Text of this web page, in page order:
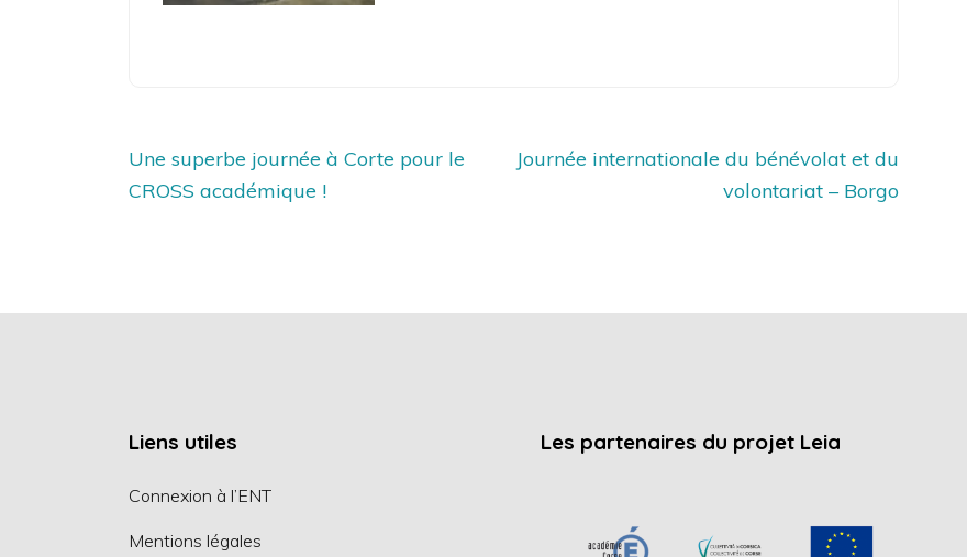
Navigation
de
Une superbe journée à Corte pour le
CROSS académique !
Journée internationale du bénévolat et du
volontariat – Borgo
Liens utiles
Connexion à l’ENT
Mentions légales
Les partenaires du projet Leia